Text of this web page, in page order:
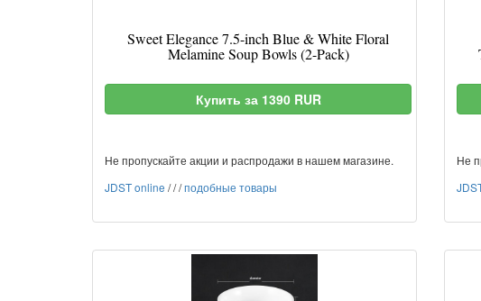
Sweet Elegance 7.5-inch Blue & White Floral
Melamine Soup Bowls (2-Pack)
Купить за 1390 RUR
Не пропускайте акции и распродажи в нашем магазине.
JDST online ///подобные товары
Не